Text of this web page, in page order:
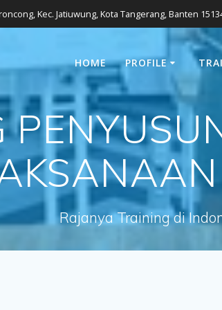
Kec. Jatiuwung, Kota Tangerang, Banten
HOME PROFILE
Rajanya Training di